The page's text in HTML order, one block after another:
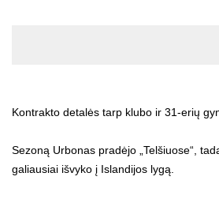
Kontrakto detalės tarp klubo ir 31-erių
Sezoną Urbonas pradėjo „Telšiuose“,
galiausiai išvyko į Islandijos lygą.